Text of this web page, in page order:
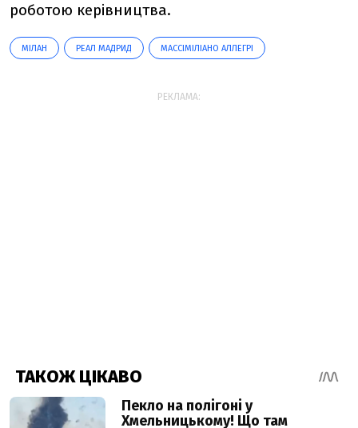
роботою керівництва.
МІЛАН РЕАЛ МАДРИД МАССІМІЛІАНО АЛЛЕГРІ
РЕКЛАМА: